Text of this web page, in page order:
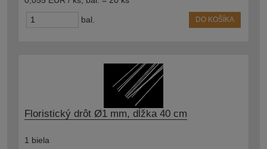
bal. DO KOŠÍKA
Floristický drôt Ø1 mm, dĺžka 40 cm
1 biela